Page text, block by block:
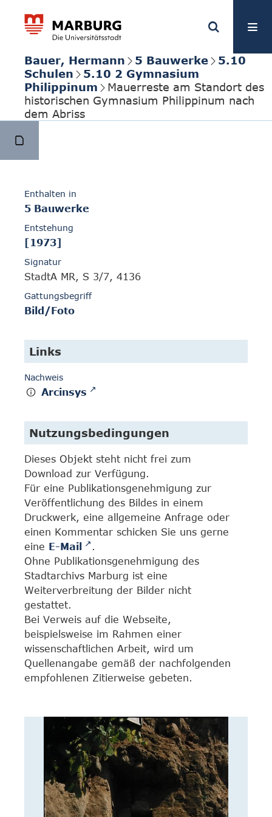
Bauer, Hermann 5 Bauwerke
5.10
Schulen
5.10 2 Gymnasium
Philippinum
Mauerreste am Standort des
historischen Gymnasium Philippinum nach
dem Abriss
Enthalten in
5 Bauwerke
Entstehung
[1973]
Signatur
StadtA MR, S 3/7, 4136
Gattungsbegriff
Bild/Foto
Links
Nachweis
Arcinsys
Nutzungsbedingungen
Dieses Objekt steht nicht frei zum
Download zur Verfügung.
Für eine Publikationsgenehmigung zur
Veröffentlichung des Bildes in einem
Druckwerk, eine allgemeine Anfrage oder
einen Kommentar schicken Sie uns gerne
eine E-Mail
.
Ohne Publikationsgenehmigung des
Stadtarchivs Marburg ist eine
Weiterverbreitung der Bilder nicht
gestattet.
Bei Verweis auf die Webseite,
beispielsweise im Rahmen einer
wissenschaftlichen Arbeit, wird um
Quellenangabe gemäß der nachfolgenden
empfohlenen Zitierweise gebeten.